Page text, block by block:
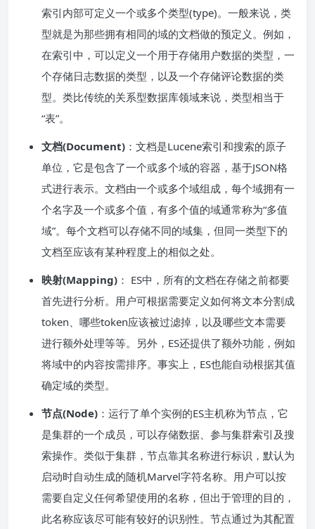
索引内部可定义一个或多个类型(type)。一般来说，类
型就是为那些拥有相同的域的文档做的预定义。例如，
在索引中，可以定义一个用于存储用户数据的类型，一
个存储日志数据的类型，以及一个存储评论数据的类
型。类比传统的关系型数据库领域来说，类型相当于
“表”。
文档(Document) ：文档是Lucene索引和搜索的原子
单位，它是包含了一个或多个域的容器，基于JSON格
式进行表示。文档由一个或多个域组成，每个域拥有一
个名字及一个或多个值，有多个值的域通常称为“多值
域”。每个文档可以存储不同的域集，但同一类型下的
文档至应该有某种程度上的相似之处。
映射(Mapping) ： ES中，所有的文档在存储之前都要
首先进行分析。用户可根据需要定义如何将文本分割成
token、哪些token应该被过滤掉，以及哪些文本需要
进行额外处理等等。另外，ES还提供了额外功能，例如
将域中的内容按需排序。事实上，ES也能自动根据其值
确定域的类型。
节点(Node) ：运行了单个实例的ES主机称为节点，它
是集群的一个成员，可以存储数据、参与集群索引及搜
索操作。类似于集群，节点靠其名称进行标识，默认为
启动时自动生成的随机Marvel字符名称。用户可以按
需要自定义任何希望使用的名称，但出于管理的目的，
此名称应该尽可能有较好的识别性。节点通过为其配置